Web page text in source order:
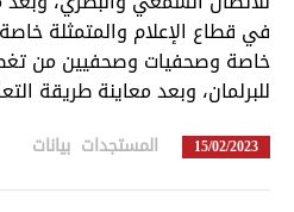
في قطاع الإعلام والمتمثلة
خاصة وصحفيات وصحفيين من
للبرلمان، وبعد معاينة طريقة
15/02/2023 المستجدات بيانات